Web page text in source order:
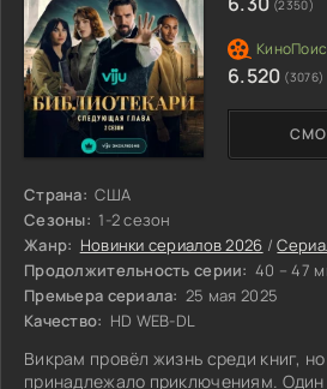
Страна: США
Сезоны: 1-2 сезон
Жанр: Новинки сериалов 2026 /
Продолжительность серии: 40 – 47
Премьера сериала: 25 мая 2025
Качество: HD WEB-DL
Викрам провёл жизнь среди книг,
принадлежало приключениям.
(2350)
6.520 (3076)